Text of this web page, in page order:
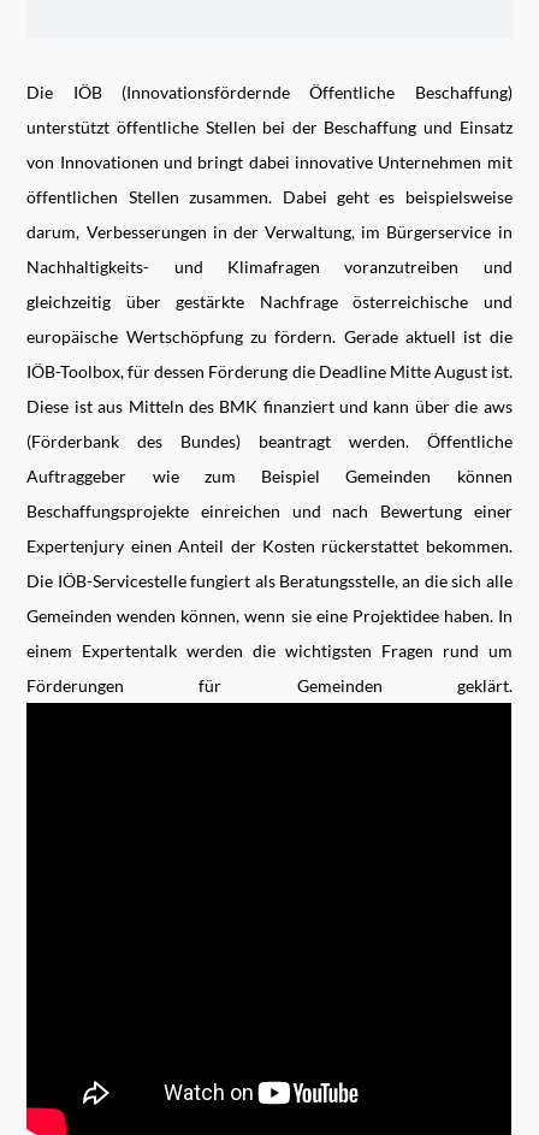
Die IÖB (Innovationsfördernde Öffentliche Beschaffung)
unterstützt öffentliche Stellen bei der Beschaffung und Einsatz
von Innovationen und bringt dabei innovative Unternehmen mit
öffentlichen Stellen zusammen. Dabei geht es beispielsweise
darum, Verbesserungen in der Verwaltung, im Bürgerservice in
Nachhaltigkeits- und Klimafragen voranzutreiben und
gleichzeitig über gestärkte Nachfrage österreichische und
europäische Wertschöpfung zu fördern. Gerade aktuell ist die
IÖB-Toolbox, für dessen Förderung die Deadline Mitte August ist.
Diese ist aus Mitteln des BMK finanziert und kann über die aws
(Förderbank des Bundes) beantragt werden. Öffentliche
Auftraggeber wie zum Beispiel Gemeinden können
Beschaffungsprojekte einreichen und nach Bewertung einer
Expertenjury einen Anteil der Kosten rückerstattet bekommen.
Die IÖB-Servicestelle fungiert als Beratungsstelle, an die sich alle
Gemeinden wenden können, wenn sie eine Projektidee haben. In
einem Expertentalk werden die wichtigsten Fragen rund um
Förderungen für Gemeinden geklärt.